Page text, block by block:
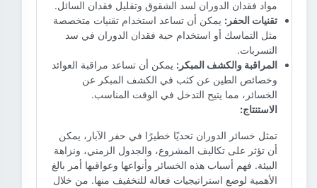
مواد فقدان الدوران لسد الشقوق وتقليل فقدان السائل.
تقنيات الحفر: يمكن أن تساعد استخدام تقنيات متخصصة
مثل التماسك أو استخدام حبة فقدان الدوران في سد
التسربات.
المراقبة والكشف المبكر: يمكن أن تساعد مراقبة العوائد
وخصائص الطين عن كثب في الكشف المبكر عن
الخسائر، مما يتيح التدخل في الوقت المناسب.
الاستنتاج:
تمثل خسائر الدوران تحديًا خطيرًا في حفر الآبار، يمكن
أن تؤثر على تكاليف المشروع، والجدول الزمني، ونزاهة
البيئة. فهم أسباب هذه الخسائر وأنواعها وعواقبها أمر بالغ
الأهمية لوضع استراتيجيات فعالة للتخفيف منها. من خلال